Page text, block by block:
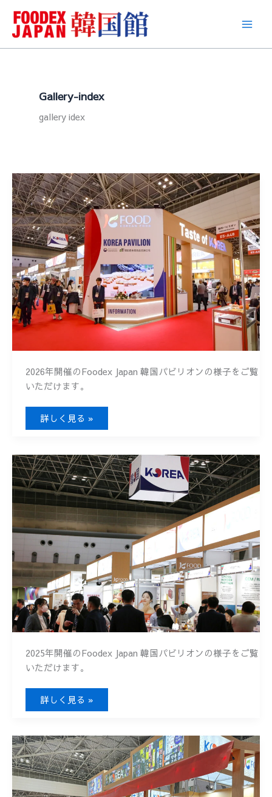
로
Gallery-index
gallery idex
2026年開催のFoodex Japan 韓国パビリオンの様子をご覧
いただけます。
FOODEX
JAPAN
詳しく見る »
2025年開催のFoodex Japan 韓国パビリオンの様子をご覧
いただけます。
FOODEX
JAPAN
詳しく見る »